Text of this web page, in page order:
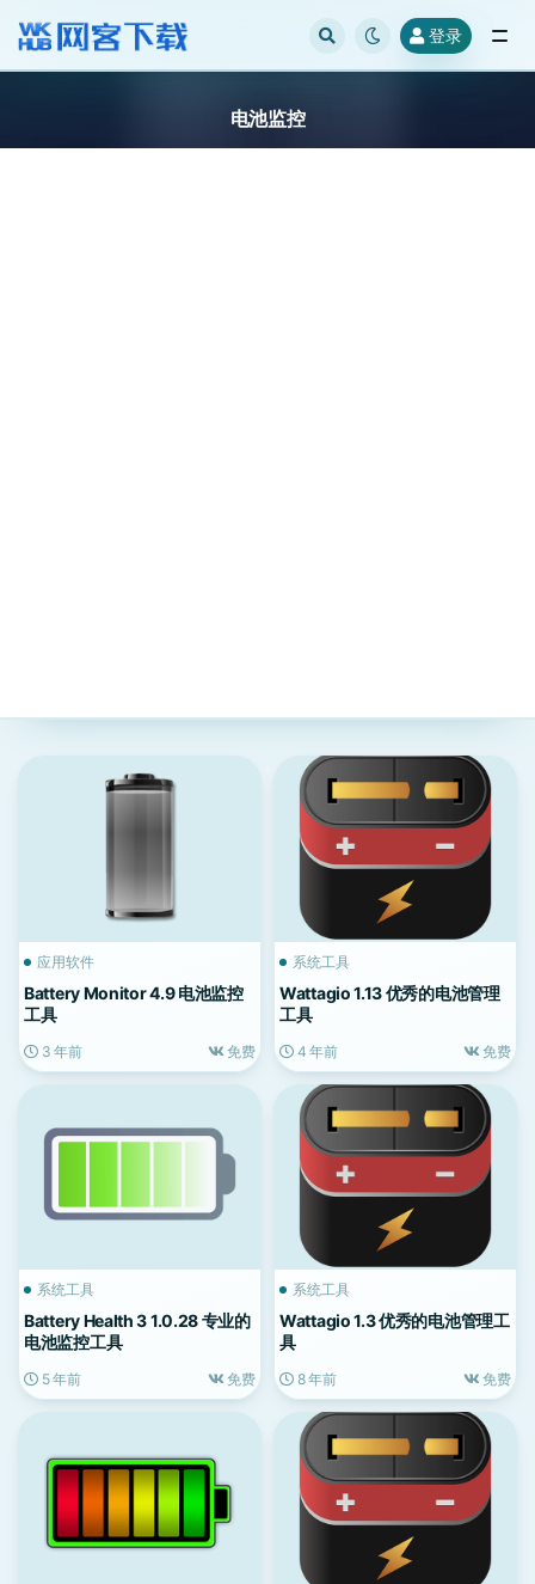
登录
电池监控
应用软件
Battery Monitor 4.9 电池监控
工具
3 年前 免费
系统工具
Wattagio 1.13 优秀的电池管理
工具
4 年前 免费
系统工具
Battery Health 3 1.0.28 专业的
电池监控工具
5 年前 免费
系统工具
Wattagio 1.3 优秀的电池管理工
具
8 年前 免费
全部